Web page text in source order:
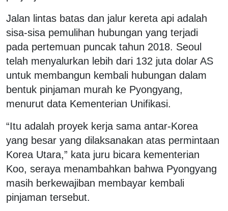
Jalan lintas batas dan jalur kereta api adalah
sisa-sisa pemulihan hubungan yang terjadi
pada pertemuan puncak tahun 2018. Seoul
telah menyalurkan lebih dari 132 juta dolar AS
untuk membangun kembali hubungan dalam
bentuk pinjaman murah ke Pyongyang,
menurut data Kementerian Unifikasi.
“Itu adalah proyek kerja sama antar-Korea
yang besar yang dilaksanakan atas permintaan
Korea Utara,” kata juru bicara kementerian
Koo, seraya menambahkan bahwa Pyongyang
masih berkewajiban membayar kembali
pinjaman tersebut.